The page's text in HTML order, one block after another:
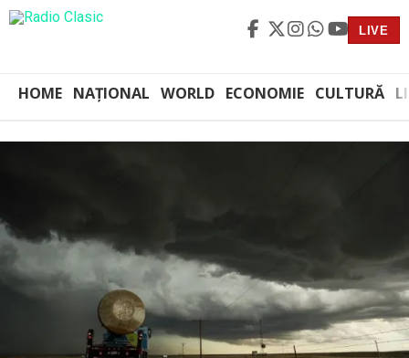
LIVE
HOME NAȚIONAL WORLD ECONOMIE CULTURĂ